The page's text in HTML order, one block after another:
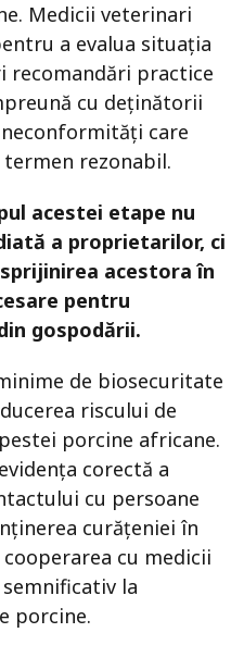
Medicii veterinari
a evalua situația
recomandări practice
cu deținătorii
care
rezonabil.
acestei etape nu
a proprietarilor, ci
acestora în
pentru
gospodării.
de biosecuritate
riscului de
porcine africane.
corectă a
cu persoane
curățeniei în
cu medicii
la
porcine.